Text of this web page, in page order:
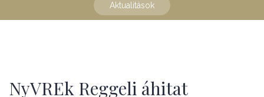
Aktualitások
NyVREk Reggeli áhitat